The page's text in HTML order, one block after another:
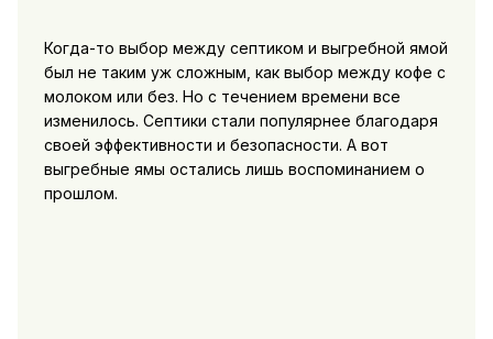
Когда-то выбор между септиком и выгребной ямой
был не таким уж сложным, как выбор между кофе с
молоком или без. Но с течением времени все
изменилось. Септики стали популярнее благодаря
своей эффективности и безопасности. А вот
выгребные ямы остались лишь воспоминанием о
прошлом.